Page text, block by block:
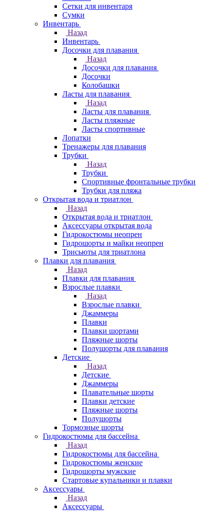
Сетки для инвентаря
Сумки
Инвентарь
Назад
Инвентарь
Досочки для плавания
Назад
Досочки для плавания
Досочки
Колобашки
Ласты для плавания
Назад
Ласты для плавания
Ласты пляжные
Ласты спортивные
Лопатки
Тренажеры для плавания
Трубки
Назад
Трубки
Спортивные фронтальные трубки
Трубки для пляжа
Открытая вода и триатлон
Назад
Открытая вода и триатлон
Аксессуары открытая вода
Гидрокостюмы неопрен
Гидрошорты и майки неопрен
Трисьюты для триатлона
Плавки для плавания
Назад
Плавки для плавания
Взрослые плавки
Назад
Взрослые плавки
Джаммеры
Плавки
Плавки шортами
Пляжные шорты
Полушорты для плавания
Детские
Назад
Детские
Джаммеры
Плавательные шорты
Плавки детские
Пляжные шорты
Полушорты
Тормозные шорты
Гидрокостюмы для бассейна
Назад
Гидрокостюмы для бассейна
Гидрокостюмы женские
Гидрошорты мужские
Стартовые купальники и плавки
Аксессуары
Назад
Аксессуары